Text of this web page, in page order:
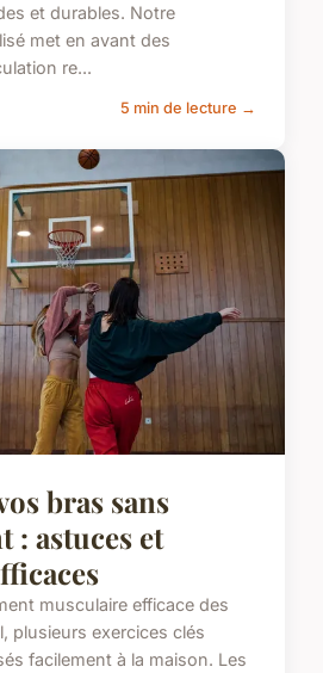
et durables. Notre
met en avant des
re...
5 min de lecture →
bras sans
: astuces et
musculaire efficace des
plusieurs exercices clés
facilement à la maison. Les